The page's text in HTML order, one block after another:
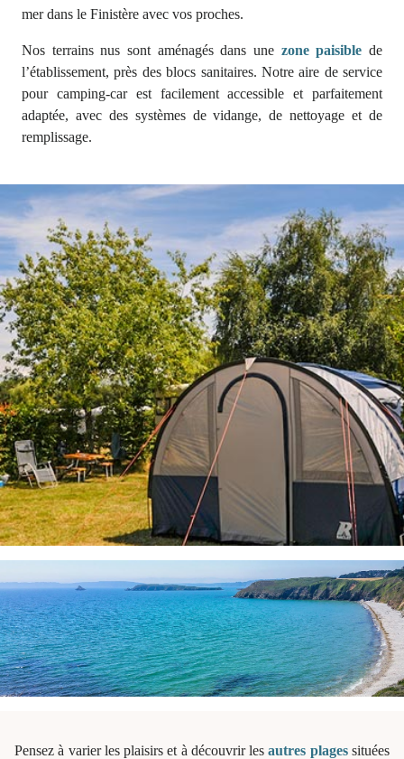
mer dans le Finistère avec vos proches.
Nos terrains nus sont aménagés dans une zone paisible de
l’établissement, près des blocs sanitaires. Notre aire de service
pour camping-car est facilement accessible et parfaitement
adaptée, avec des systèmes de vidange, de nettoyage et de
remplissage.
Pensez à varier les plaisirs et à découvrir lesautres plagessituées